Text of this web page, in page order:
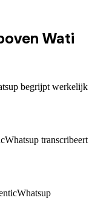
Wati
begrijpt werkelijk
transcribeert